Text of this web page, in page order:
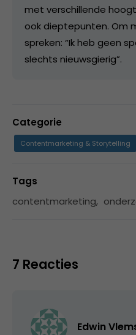
met verschillende
ook dieptepunten. Om
spreken: “Ik heb geen
slechts nieuwsgierig”.
Categorie
Contentmarketing & Storytelling
Tags
contentmarketing,
7 Reacties
Edwin